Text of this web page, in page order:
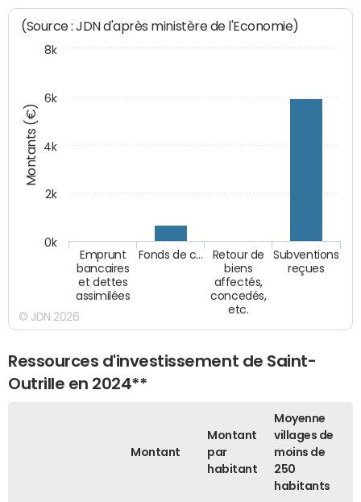
Montants (€)
(Source : JDN d'après ministère de l'Economie)
Emprunt
bancaires
et dettes
assimilées
Fonds de c…
Retour de
biens
affectés,
concedés,
etc.
Subventions
reçues
0k
2k
4k
6k
8k
© JDN 2026
Ressources d'investissement de Saint-
Outrille en 2024**
Montant
Montant
par
habitant
Moyenne
villages de
moins de
250
habitants